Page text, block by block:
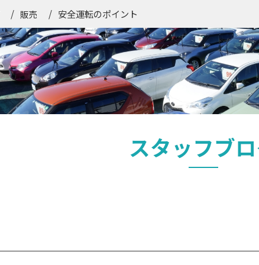
販売 安全運転のポイント
スタッフブ